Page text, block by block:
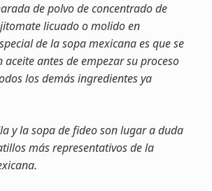
de polvo de concentrado de
licuado o molido en
de la sopa mexicana es que se
antes de empezar su proceso
los demás ingredientes ya
y la sopa de fideo son lugar a duda
más representativos de la